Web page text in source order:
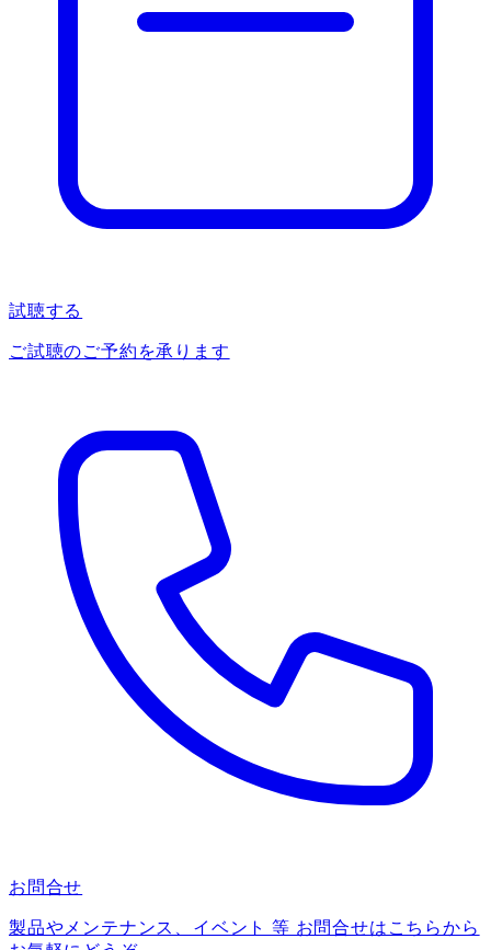
試聴する
ご試聴のご予約を承ります
お問合せ
製品やメンテナンス、イベント 等 お問合せはこちらから